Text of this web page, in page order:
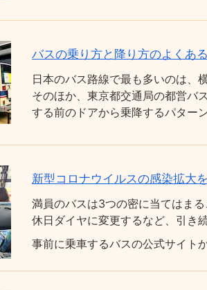
バスの乗り方と降り方のよくあ
日本のバス路線で最も多いのは、
そのほか、東京都交通局の都営バ
する前のドアから乗降するパター
新型コロナウイルスの感染拡大
満員のバスは3つの密に当てはま
休日ダイヤに変更するなど、引き
事前に乗車するバスの公式サイト